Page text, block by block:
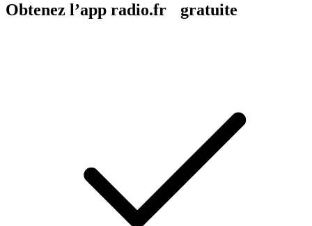
Obtenez l’app radio.fr gratuite